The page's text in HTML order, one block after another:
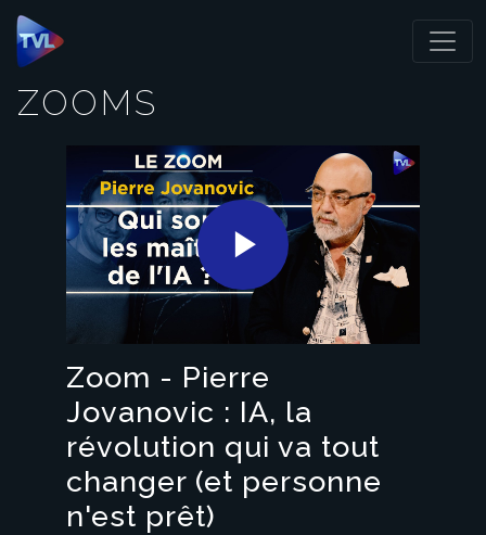
Panneau de gestion des cookies
ZOOMS
Play
Video
Zoom - Pierre
Jovanovic : IA, la
révolution qui va tout
changer (et personne
n'est prêt)